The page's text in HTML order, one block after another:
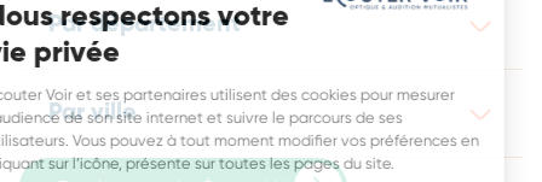
Nous respectons votre
vie privée
Écouter Voir et ses partenaires utilisent des cookies pour mesurer
l’audience de son site internet et suivre le parcours de ses
utilisateurs. Vous pouvez à tout moment modifier vos préférences en
cliquant sur l’icône, présente sur toutes les pages du site.
Par département
Par ville